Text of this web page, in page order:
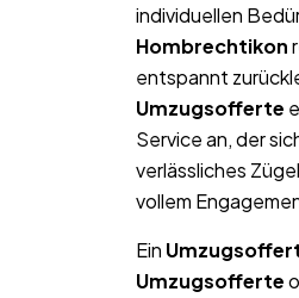
individuellen
Hombrechtikon
entspannt
Umzugsofferte
Service an, der
verlässliches
vollem
Ein
Umzugsofferte